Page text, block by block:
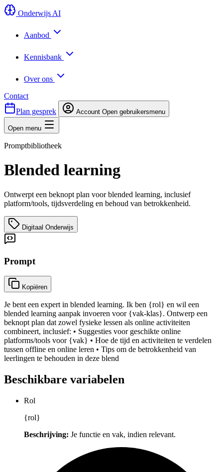
Onderwijs AI
Aanbod
Kennisbank
Over ons
Contact
Plan gesprek
Account Open gebruikersmenu
Open menu
Promptbibliotheek
Blended learning
Ontwerpt een beknopt plan voor blended learning, inclusief
platform/tools, tijdsverdeling en behoud van betrokkenheid.
Digitaal Onderwijs
Prompt
Kopiëren
Je bent een expert in blended learning. Ik ben {rol} en wil een
blended learning aanpak invoeren voor {vak-klas}. Ontwerp een
beknopt plan dat zowel fysieke lessen als online activiteiten
combineert, inclusief: • Suggesties voor geschikte online
platforms/tools voor {vak} • Hoe de tijd en activiteiten te verdelen
tussen offline en online leren • Tips om de betrokkenheid van
leerlingen te behouden in deze blend
Beschikbare variabelen
Rol
{rol}
Beschrijving: Je functie en vak, indien relevant.